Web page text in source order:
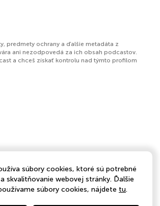
predmety ochrany a ďalšie metadáta z
ani nezodpovedá za ich obsah podcastov.
a chceš získať kontrolu nad týmto profilom
súbory cookies, ktoré sú potrebné
skvalitňovanie webovej stránky. Ďalšie
súbory cookies, nájdete tu.